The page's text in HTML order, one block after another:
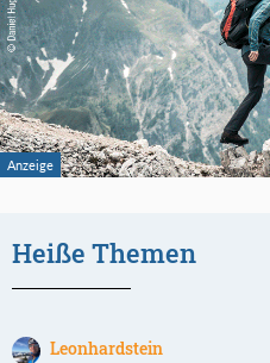
Heiße Themen
Leonhardstein